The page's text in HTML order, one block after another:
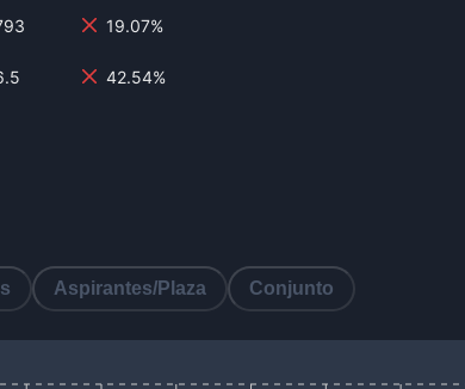
19.07%
42.54%
Aspirantes/Plaza Conjunto